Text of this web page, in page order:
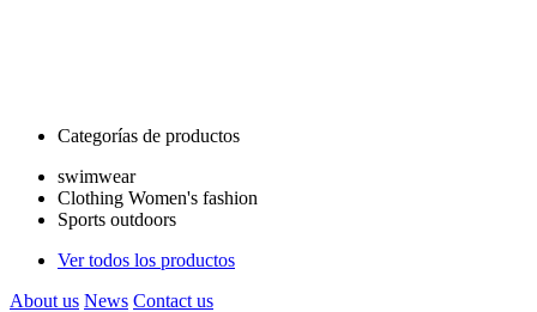
Categorías de productos
swimwear
Clothing Women's fashion
Sports outdoors
Ver todos los productos
About us News Contact us